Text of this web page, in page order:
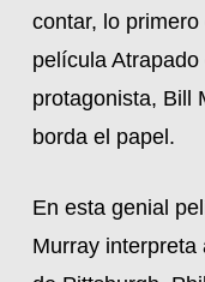
contar, lo
película
protagonista, Bill
borda el papel.
En esta genial
Murray interpreta